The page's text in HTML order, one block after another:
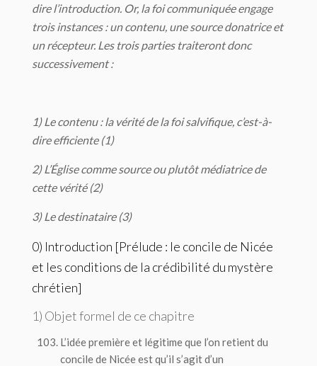
dire l’introduction. Or, la foi communiquée engage
trois instances : un contenu, une source donatrice et
un récepteur. Les trois parties traiteront donc
successivement :
1) Le contenu : la vérité de la foi salvifique, c’est-à-
dire efficiente (1)
2) L’Église comme source ou plutôt médiatrice de
cette vérité (2)
3) Le destinataire (3)
0) Introduction [Prélude : le concile de Nicée
et les conditions de la crédibilité du mystère
chrétien]
1) Objet formel de ce chapitre
L’idée première et légitime que l’on retient du
concile de Nicée est qu’il s’agit d’un